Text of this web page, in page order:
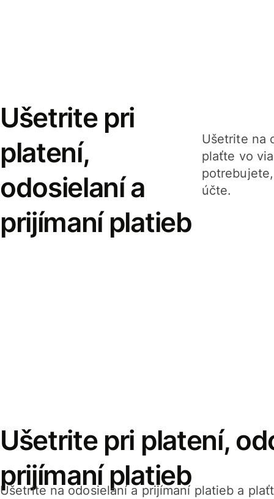
Ušetrite pri
platení,
odosielaní a
prijímaní platieb
Ušetrite na
plaťte vo
účte.
Ušetrite pri platení,
prijímaní platieb
Ušetrite na odosielaní a prijímaní platieb a